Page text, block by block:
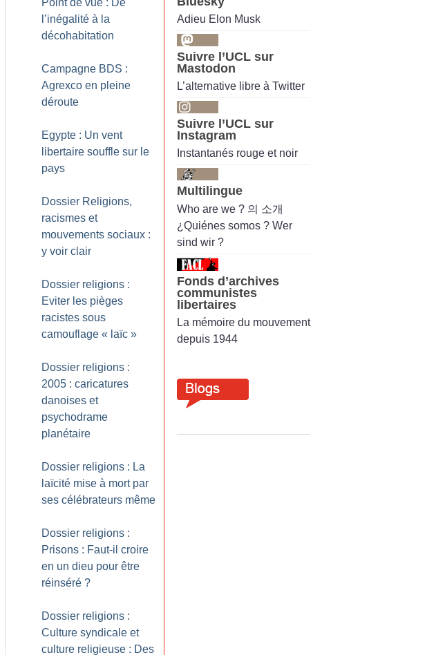
Point de vue : De
l’inégalité à la
décohabitation
Campagne BDS :
Agrexco en pleine
déroute
Egypte : Un vent
libertaire souffle sur le
pays
Dossier Religions,
racismes et
mouvements sociaux :
y voir clair
Dossier religions :
Eviter les pièges
racistes sous
camouflage « laïc »
Dossier religions :
2005 : caricatures
danoises et
psychodrame
planétaire
Dossier religions : La
laïcité mise à mort par
ses célébrateurs même
Dossier religions :
Prisons : Faut-il croire
en un dieu pour être
réinséré ?
Dossier religions :
Culture syndicale et
culture religieuse : Des
Adieu Elon Musk
Suivre l’UCL sur
Mastodon
L’alternative libre à Twitter
Suivre l’UCL sur
Instagram
Instantanés rouge et noir
Multilingue
Who are we ? 의 소개
¿Quiénes somos ? Wer
sind wir ?
Fonds d’archives
communistes
libertaires
La mémoire du mouvement
depuis 1944